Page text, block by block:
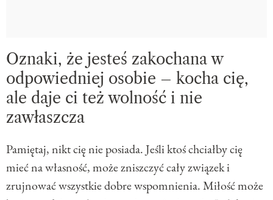
Oznaki, że jesteś zakochana w
odpowiedniej osobie – kocha cię,
ale daje ci też wolność i nie
zawłaszcza
Pamiętaj, nikt cię nie posiada. Jeśli ktoś chciałby cię
mieć na własność, może zniszczyć cały związek i
zrujnować wszystkie dobre wspomnienia. Miłość może